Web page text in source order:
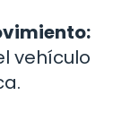
vehículo